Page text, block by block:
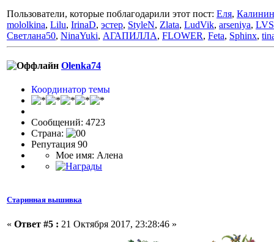
Пользователи, которые поблагодарили этот пост: Еля,
mololkina, Lilu, IrinaD, эстер, StyleN, Zlata, LudVik, arseniya, LVS
Светлана50, NinaYuki, АГАПИЛЛА, FLOWER, Feta, Sphinx,
Olenka74
Координатор темы
Сообщений: 4723
Страна:
Репутация 90
Мое имя: Алена
Старинная вышивка
« Ответ #5 : 21 Октября 2017, 23:28:46 »